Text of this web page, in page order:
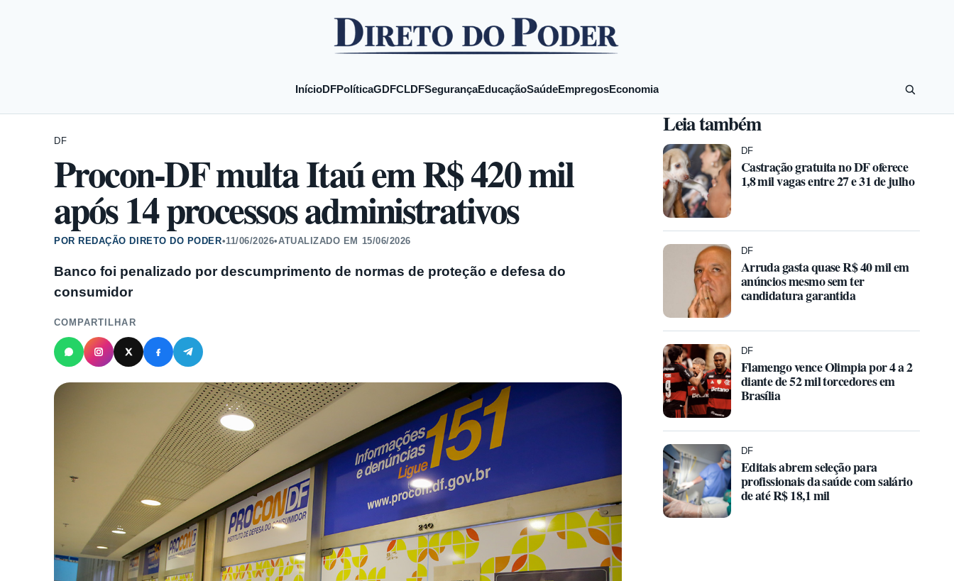
InícioDFPolíticaGDFCLDFSegurançaEducaçãoSaúdeEmpregosEconomia
DF
Procon-DF multa Itaú em R$ 420 mil
após 14 processos administrativos
POR REDAÇÃO DIRETO DO PODER•11/06/2026•ATUALIZADO EM 15/06/2026
Banco foi penalizado por descumprimento de normas de proteção e defesa do
consumidor
COMPARTILHAR
Leia também
DF
Castração gratuita no DF oferece
1,8 mil vagas entre 27 e 31 de julho
DF
Arruda gasta quase R$ 40 mil em
anúncios mesmo sem ter
candidatura garantida
DF
Flamengo vence Olimpia por 4 a 2
diante de 52 mil torcedores em
Brasília
DF
Editais abrem seleção para
profissionais da saúde com salário
de até R$ 18,1 mil